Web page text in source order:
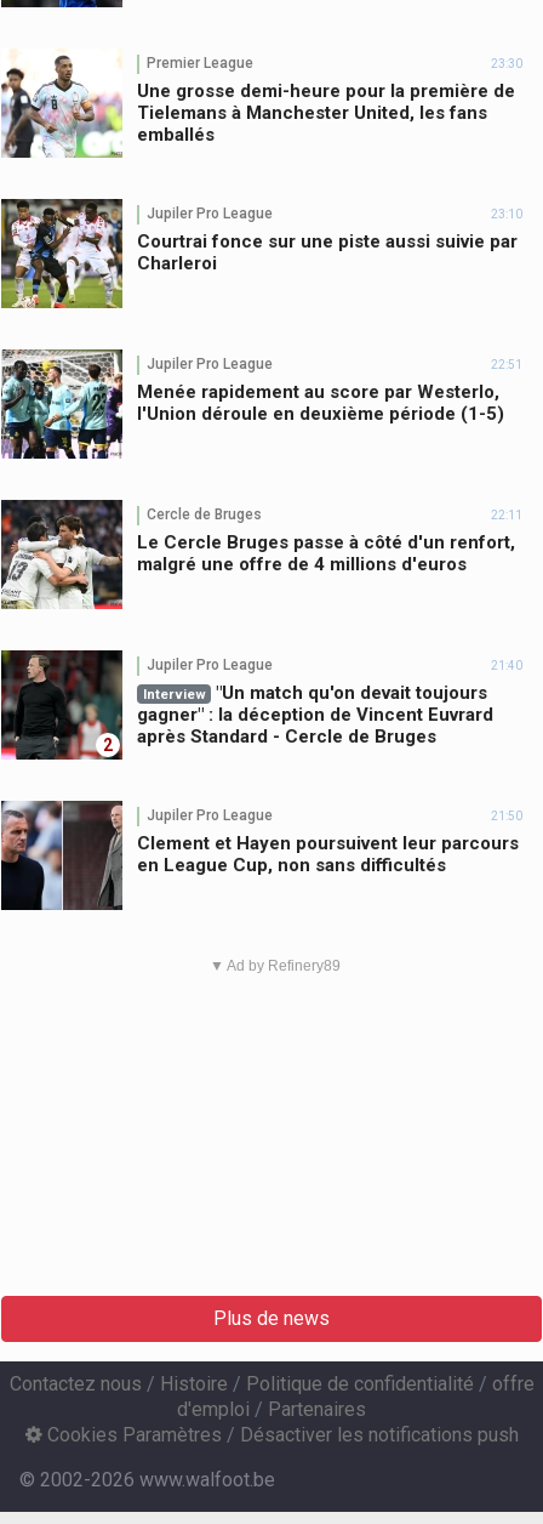
Premier League 23:30
Une grosse demi-heure pour la première de
Tielemans à Manchester United, les fans
emballés
Jupiler Pro League 23:10
Courtrai fonce sur une piste aussi suivie par
Charleroi
Jupiler Pro League 22:51
Menée rapidement au score par Westerlo,
l'Union déroule en deuxième période (1-5)
Cercle de Bruges 22:11
Le Cercle Bruges passe à côté d'un renfort,
malgré une offre de 4 millions d'euros
2
Jupiler Pro League 21:40
Interview
"Un match qu'on devait toujours
gagner" : la déception de Vincent Euvrard
après Standard - Cercle de Bruges
Jupiler Pro League 21:50
Clement et Hayen poursuivent leur parcours
en League Cup, non sans difficultés
▼ Ad by Refinery89
Plus de news
Contactez nous / Histoire / Politique de confidentialité / offre
d'emploi / Partenaires
Cookies Paramètres / Désactiver les notifications push
© 2002-2026 www.walfoot.be